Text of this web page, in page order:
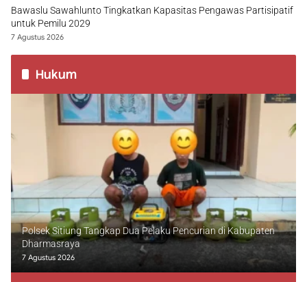
Bawaslu Sawahlunto Tingkatkan Kapasitas Pengawas Partisipatif
untuk Pemilu 2029
7 Agustus 2026
Hukum
Polsek Sitiung Tangkap Dua Pelaku Pencurian di Kabupaten
Dharmasraya
7 Agustus 2026